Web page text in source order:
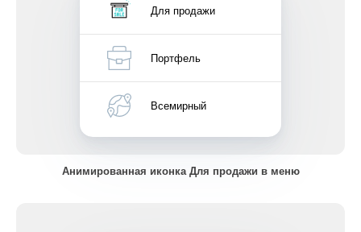
Для продажи
Портфель
Всемирный
Анимированная иконка Для продажи в меню